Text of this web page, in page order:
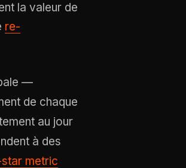
la valeur de
re-
—
de chaque
au jour
à des
metric